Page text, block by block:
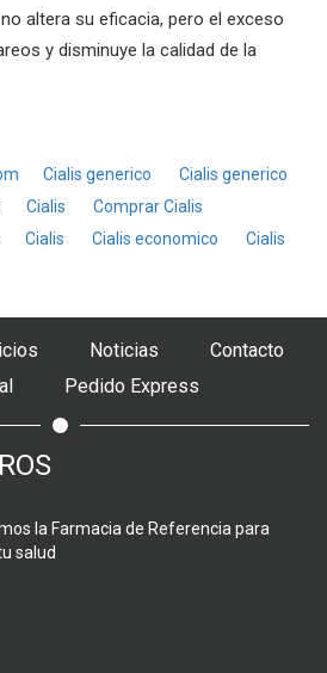
altera su eficacia, pero el exceso
y disminuye la calidad de la
Cialis generico
Cialis generico
Cialis
Comprar Cialis
Cialis Cialis economico Cialis
Noticias
Contacto
Pedido Express
la Farmacia de Referencia para
salud